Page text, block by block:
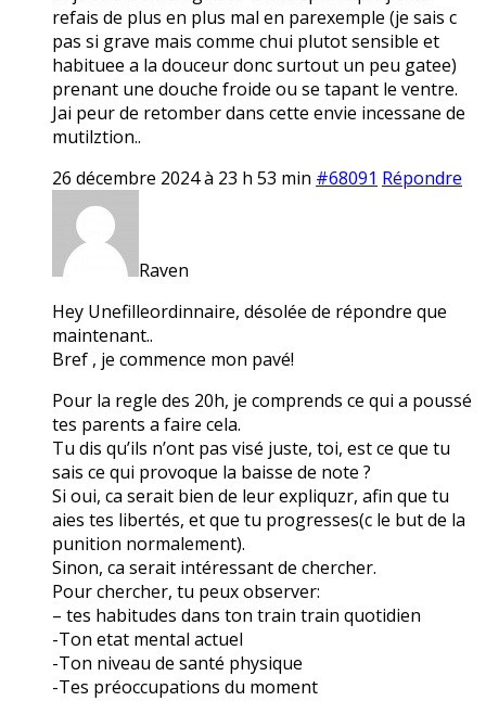
refais de plus en plus mal en parexemple (je sais c
pas si grave mais comme chui plutot sensible et
habituee a la douceur donc surtout un peu gatee)
prenant une douche froide ou se tapant le ventre.
Jai peur de retomber dans cette envie incessane de
mutilztion..
26 décembre 2024 à 23 h 53 min #68091 Répondre
Raven
Hey Unefilleordinnaire, désolée de répondre que
maintenant..
Bref , je commence mon pavé!
Pour la regle des 20h, je comprends ce qui a poussé
tes parents a faire cela.
Tu dis qu’ils n’ont pas visé juste, toi, est ce que tu
sais ce qui provoque la baisse de note ?
Si oui, ca serait bien de leur expliquzr, afin que tu
aies tes libertés, et que tu progresses(c le but de la
punition normalement).
Sinon, ca serait intéressant de chercher.
Pour chercher, tu peux observer:
– tes habitudes dans ton train train quotidien
-Ton etat mental actuel
-Ton niveau de santé physique
-Tes préoccupations du moment